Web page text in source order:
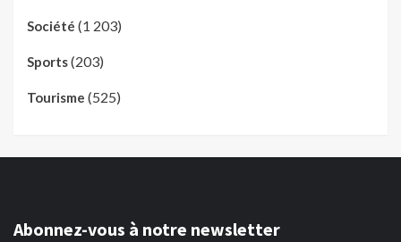
Société (1 203)
Sports(203)
Tourisme (525)
Abonnez-vous à notre newsletter